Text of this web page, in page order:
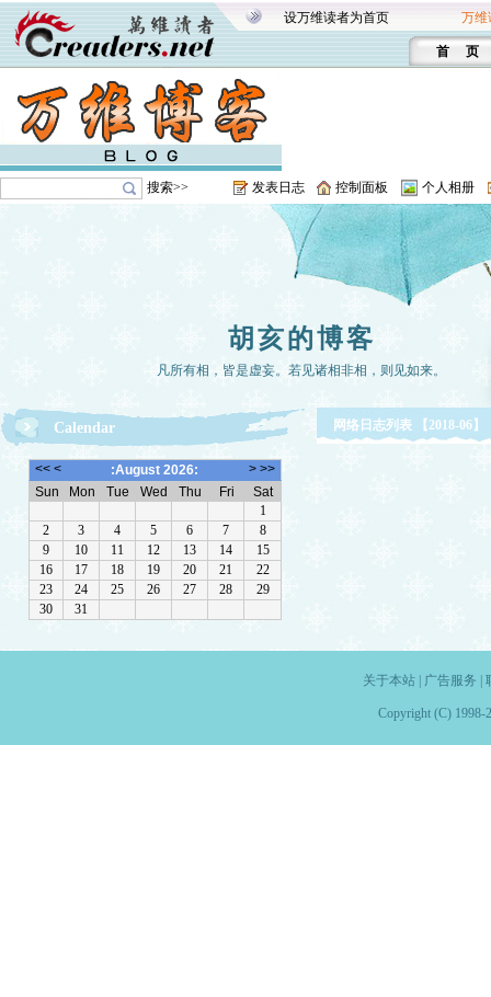
设万维读者为首页 万维
首 页
搜索>> 发表日志 控制面板 个人相册
胡亥的博客
凡所有相，皆是虚妄。若见诸相非相，则见如来。
Calendar 网络日志列表 【2018-06】
关于本站| 广告服务
Copyright (C) 1998-